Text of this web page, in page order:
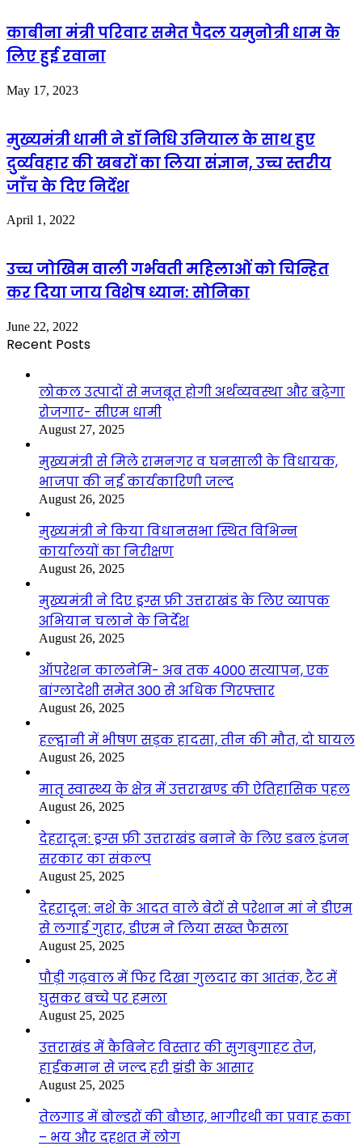
काबीना मंत्री परिवार समेत पैदल यमुनोत्री धाम के
लिए हुई रवाना
May 17, 2023
मुख्यमंत्री धामी ने डॉ निधि उनियाल के साथ हुए
दुर्व्यवहार की खबरों का लिया संज्ञान, उच्च स्तरीय
जाँच के दिए निर्देश
April 1, 2022
उच्च जोखिम वाली गर्भवती महिलाओं को चिन्हित
कर दिया जाय विशेष ध्यान: सोनिका
June 22, 2022
Recent Posts
लोकल उत्पादों से मजबूत होगी अर्थव्यवस्था और बढ़ेगा
रोजगार- सीएम धामी
August 27, 2025
मुख्यमंत्री से मिले रामनगर व घनसाली के विधायक,
भाजपा की नई कार्यकारिणी जल्द
August 26, 2025
मुख्यमंत्री ने किया विधानसभा स्थित विभिन्न
कार्यालयों का निरीक्षण
August 26, 2025
मुख्यमंत्री ने दिए ड्रग्स फ्री उत्तराखंड के लिए व्यापक
अभियान चलाने के निर्देश
August 26, 2025
ऑपरेशन कालनेमि- अब तक 4000 सत्यापन, एक
बांग्लादेशी समेत 300 से अधिक गिरफ्तार
August 26, 2025
हल्द्वानी में भीषण सड़क हादसा, तीन की मौत, दो घायल
August 26, 2025
मातृ स्वास्थ्य के क्षेत्र में उत्तराखण्ड की ऐतिहासिक पहल
August 26, 2025
देहरादून: ड्रग्स फ्री उत्तराखंड बनाने के लिए डबल इंजन
सरकार का संकल्प
August 25, 2025
देहरादून: नशे के आदत वाले बेटों से परेशान मां ने डीएम
से लगाई गुहार, डीएम ने लिया सख्त फैसला
August 25, 2025
पौड़ी गढ़वाल में फिर दिखा गुलदार का आतंक, टैंट में
घुसकर बच्चे पर हमला
August 25, 2025
उत्तराखंड में कैबिनेट विस्तार की सुगबुगाहट तेज,
हाईकमान से जल्द हरी झंडी के आसार
August 25, 2025
तेलगाड में बोल्डरों की बौछार, भागीरथी का प्रवाह रुका
– भय और दहशत में लोग